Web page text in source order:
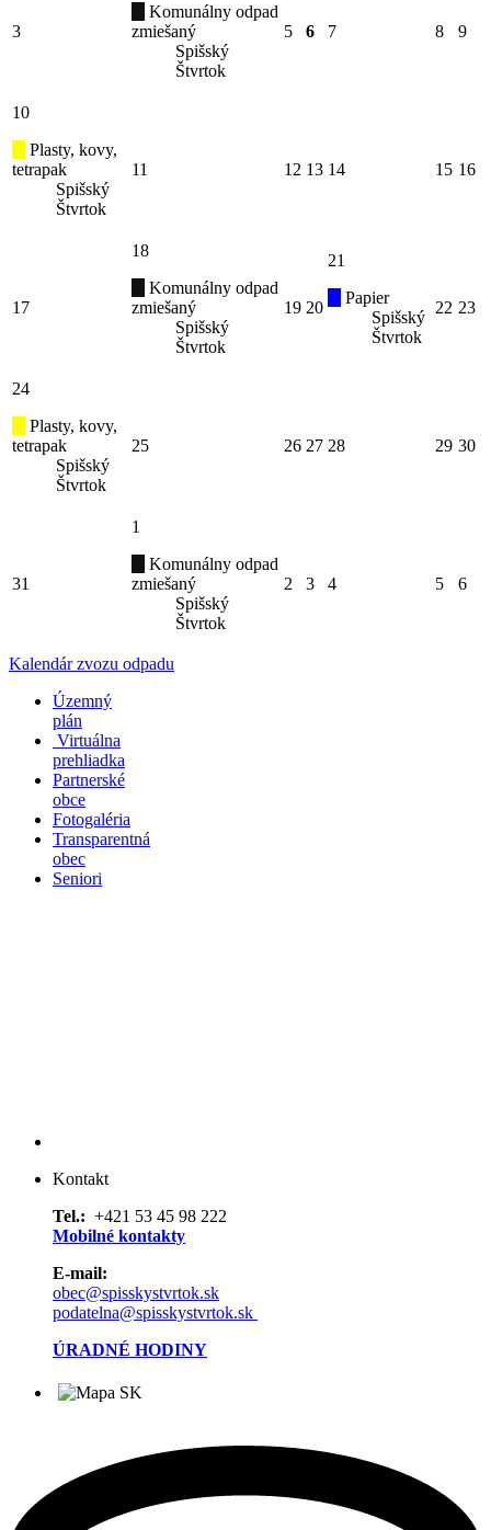
3
Komunálny odpad
zmiešaný
Spišský
Štvrtok
5 6 7 8 9
10
Plasty, kovy,
tetrapak
Spišský
Štvrtok
11 12 13 14 15 16
17
18
Komunálny odpad
zmiešaný
Spišský
Štvrtok
19 20
21
Papier
Spišský
Štvrtok
22 23
24
Plasty, kovy,
tetrapak
Spišský
Štvrtok
25 26 27 28 29 30
31
1
Komunálny odpad
zmiešaný
Spišský
Štvrtok
2 3 4 5 6
Kalendár zvozu odpadu
Územný
plán
Virtuálna
prehliadka
Partnerské
obce
Fotogaléria
Transparentná
obec
Seniori
Kontakt
Tel.: +421 53 45 98 222
Mobilné kontakty
E-mail:
obec@spisskystvrtok.sk
podatelna@spisskystvrtok.sk
ÚRADNÉ HODINY